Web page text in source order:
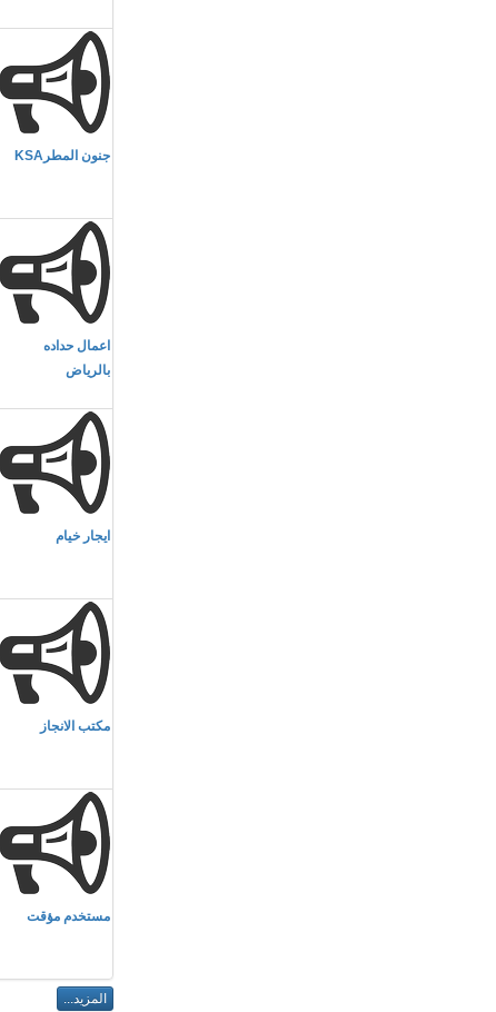
جنون المطرKSA
اعمال حداده
بالرياض
ايجار خيام
مكتب الانجاز
مستخدم مؤقت